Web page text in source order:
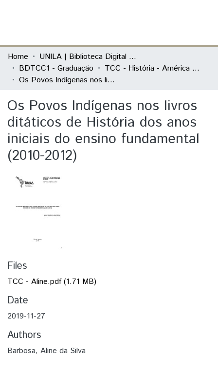
Communities & Collections
All of DSpace
Home
UNILA | Biblioteca Digital de Trabalhos de Conclusão de Curso
BDTCC1 - Graduação
TCC - História - América Latina
Os Povos Indígenas nos livros ditáticos de História dos anos iniciais do ensino fundamental (2010-2012)
Os Povos Indígenas nos livros
ditáticos de História dos anos
iniciais do ensino fundamental
(2010-2012)
Files
TCC - Aline.pdf(1.71 MB)
Date
2019-11-27
Authors
Barbosa, Aline da Silva